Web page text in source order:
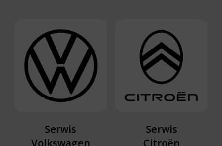
Serwis
Volkswagen
Serwis
Citroën